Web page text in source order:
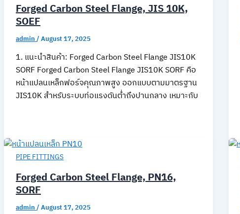
Forged Carbon Steel Flange, JIS 10K,
SOEF
admin/August 17, 2025
1. แนะนำสินค้า: Forged Carbon Steel Flange JIS10K
SORF Forged Carbon Steel Flange JIS10K SORF คือ
หน้าแปลนเหล็กฟอร์จคุณภาพสูง ออกแบบตามมาตรฐาน
JIS10K สำหรับระบบท่อแรงดันต่ำถึงปานกลาง เหมาะกับ
PIPE FITTINGS
Forged Carbon Steel Flange, PN16,
SORF
admin/August 17, 2025